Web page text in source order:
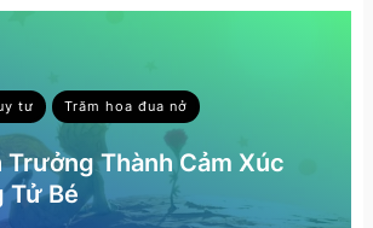
tư Trăm hoa đua nở
Trưởng Thành Cảm Xúc
Tử Bé